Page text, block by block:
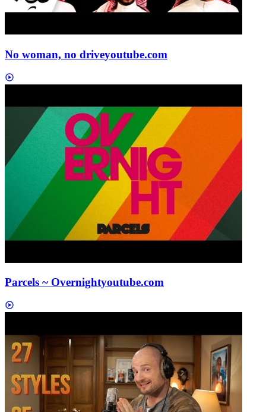
No woman, no driveyoutube.com
Parcels ~ Overnightyoutube.com